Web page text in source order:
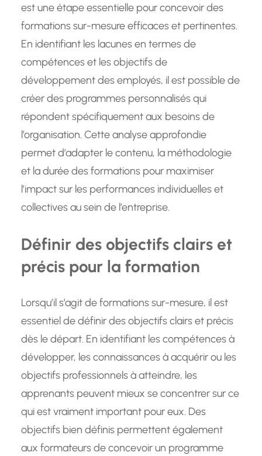
est une étape essentielle pour concevoir des
formations sur-mesure efficaces et pertinentes.
En identifiant les lacunes en termes de
compétences et les objectifs de
développement des employés, il est possible de
créer des programmes personnalisés qui
répondent spécifiquement aux besoins de
l’organisation. Cette analyse approfondie
permet d’adapter le contenu, la méthodologie
et la durée des formations pour maximiser
l’impact sur les performances individuelles et
collectives au sein de l’entreprise.
Définir des objectifs clairs et
précis pour la formation
Lorsqu’il s’agit de formations sur-mesure, il est
essentiel de définir des objectifs clairs et précis
dès le départ. En identifiant les compétences à
développer, les connaissances à acquérir ou les
objectifs professionnels à atteindre, les
apprenants peuvent mieux se concentrer sur ce
qui est vraiment important pour eux. Des
objectifs bien définis permettent également
aux formateurs de concevoir un programme